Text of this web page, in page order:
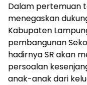
Dalam pertemuan
menegaskan
Kabupaten
pembangunan
hadirnya SR akan
persoalan
anak-anak dari